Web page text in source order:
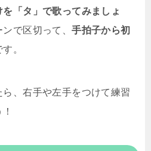
「タ」で歌ってみましょ
ンで区切って、手拍子から初
す。
、右手や左手をつけて練習